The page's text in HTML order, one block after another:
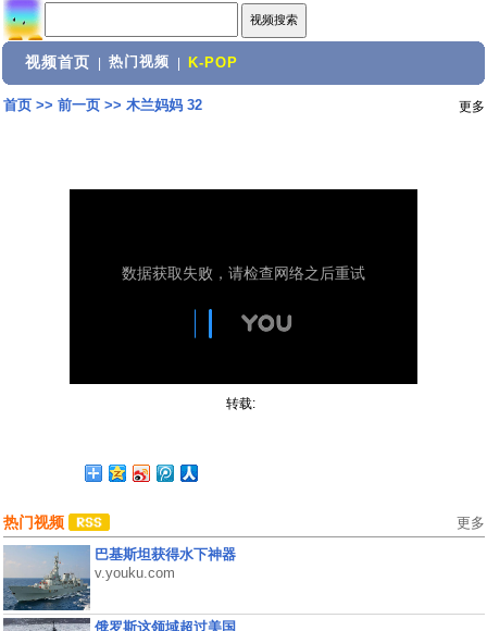
视频首页 热门视频 K-POP
首页>> 前一页>> 木兰妈妈 32 更多
转载:
热门视频 更多
巴基斯坦获得水下神器
v.youku.com
俄罗斯这领域超过美国